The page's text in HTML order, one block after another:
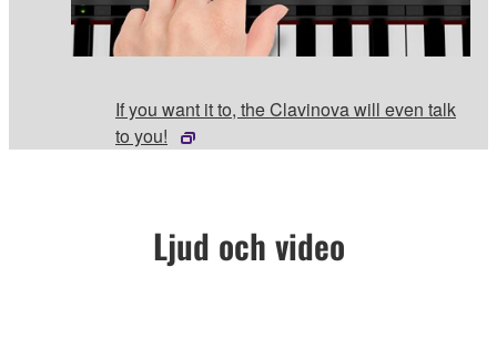
If you want it to, the Clavinova will even talk
to you!
Ljud och video